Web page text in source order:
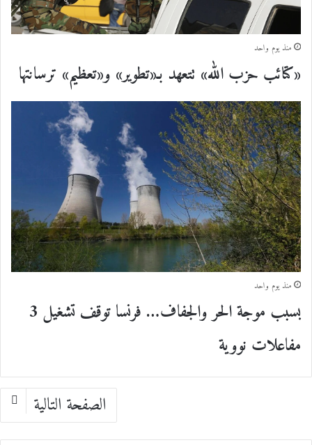
منذ يوم واحد
«كتائب حزب الله» تتعهد بـ«تطوير» و«تعظيم» ترسانتها
منذ يوم واحد
بسبب موجة الحر والجفاف… فرنسا توقف تشغيل 3
مفاعلات نووية
الصفحة التالية